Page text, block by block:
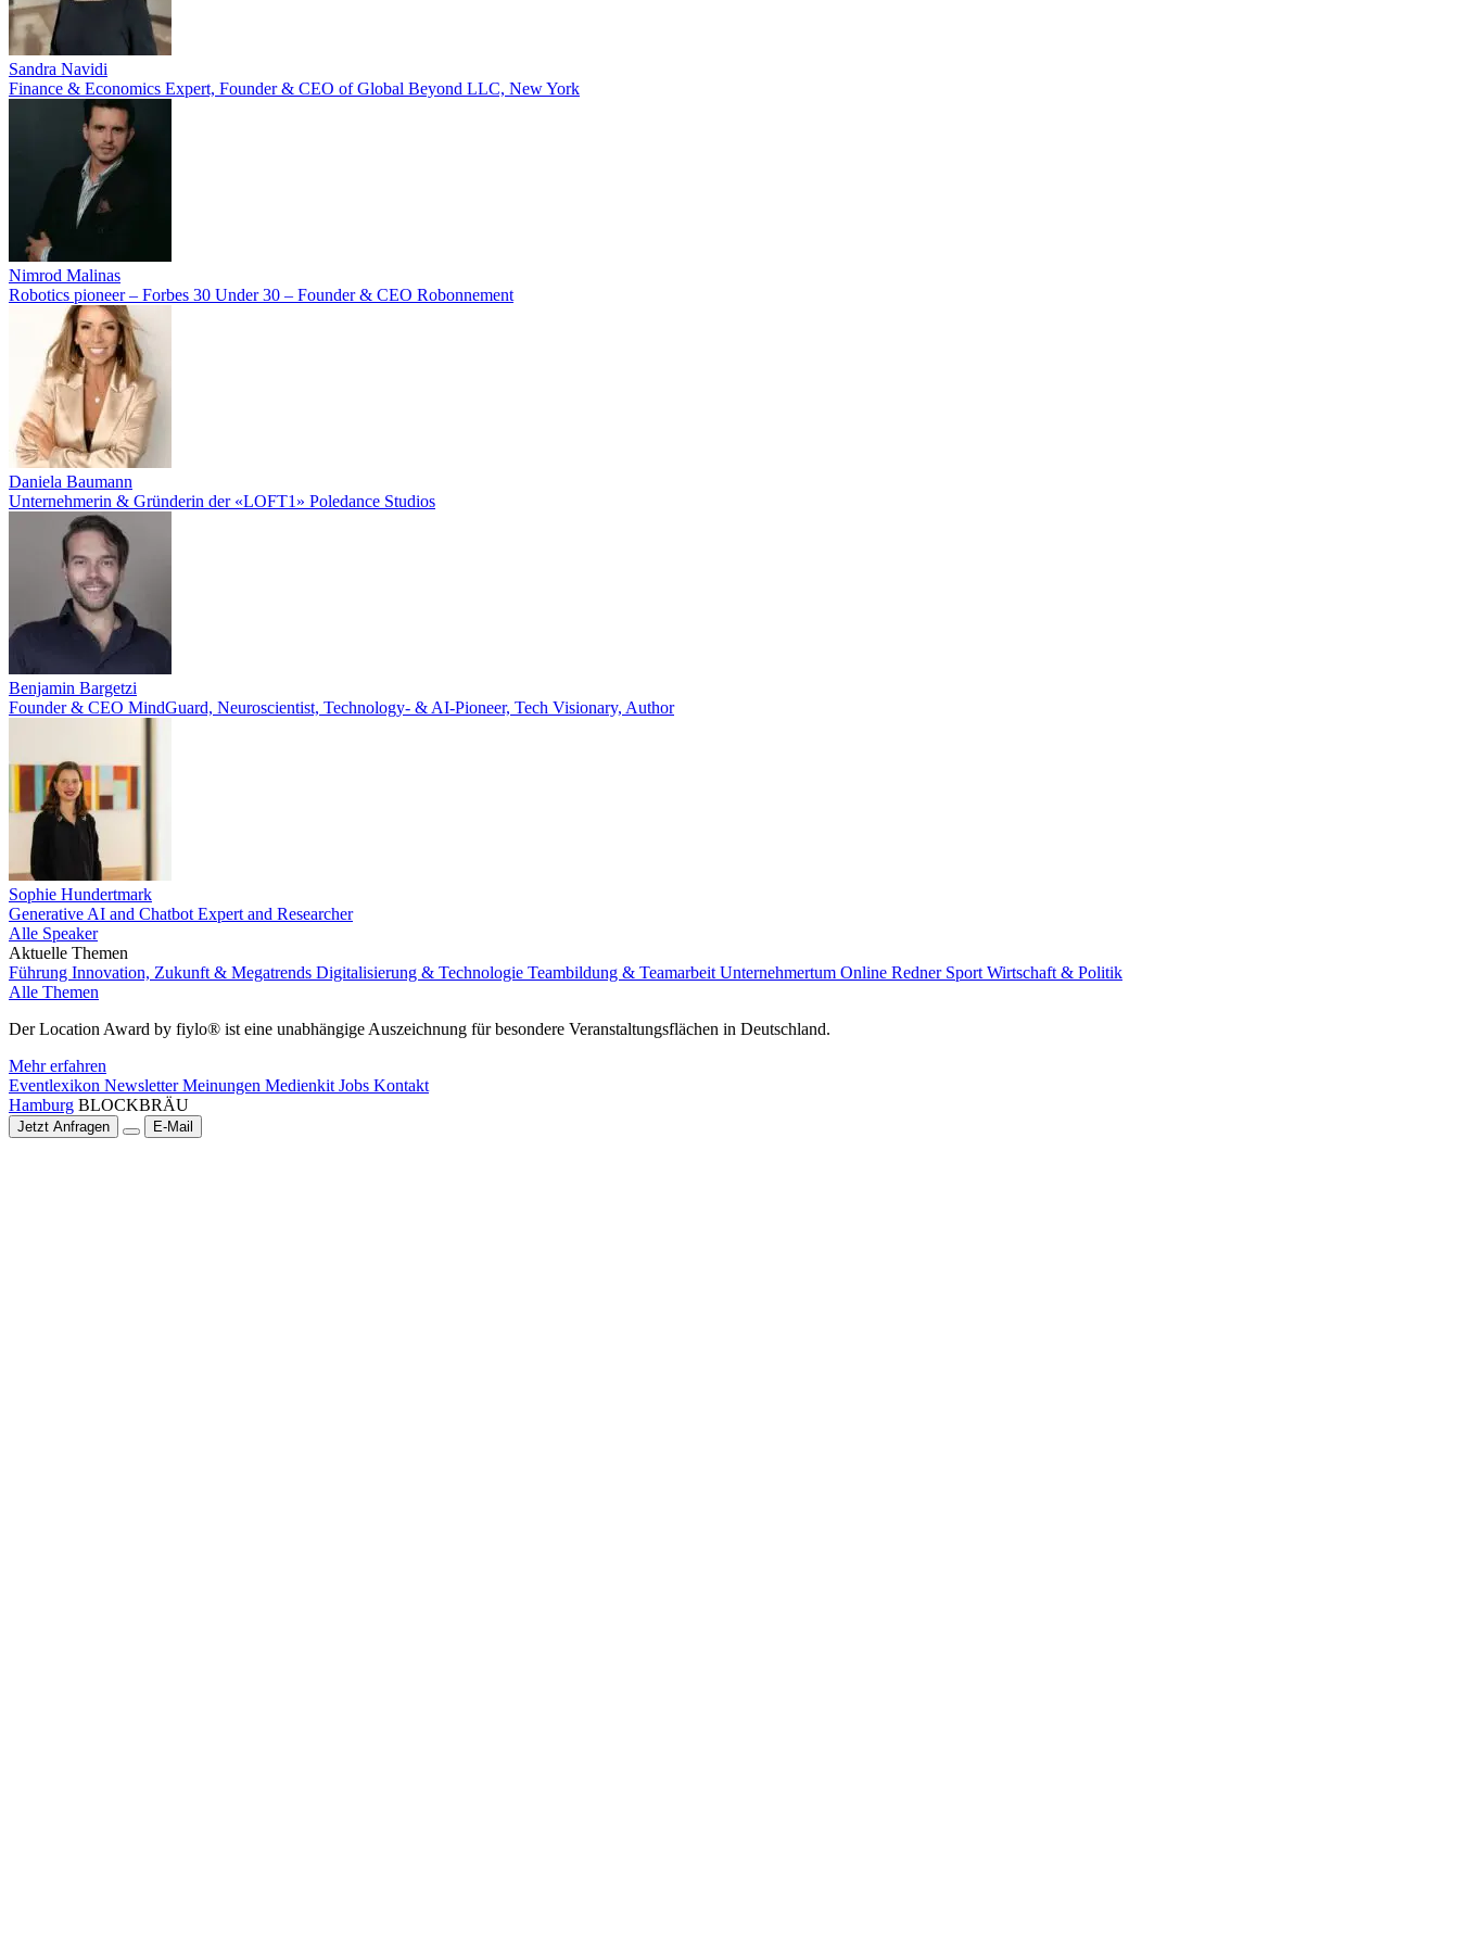
Sandra Navidi
Finance & Economics Expert, Founder & CEO of Global Beyond LLC, New York
Nimrod Malinas
Robotics pioneer – Forbes 30 Under 30 – Founder & CEO Robonnement
Daniela Baumann
Unternehmerin & Gründerin der «LOFT1» Poledance Studios
Benjamin Bargetzi
Founder & CEO MindGuard, Neuroscientist, Technology- & AI-Pioneer, Tech Visionary, Author
Sophie Hundertmark
Generative AI and Chatbot Expert and Researcher
Alle Speaker
Aktuelle Themen
Führung Innovation, Zukunft & Megatrends Digitalisierung & Technologie Teambildung & Teamarbeit Unternehmertum Online Redner Sport Wirtschaft & Politik
Alle Themen
Der Location Award by fiylo® ist eine unabhängige Auszeichnung für besondere Veranstaltungsflächen in Deutschland.
Mehr erfahren
Eventlexikon NewsletterMeinungen Medienkit Jobs Kontakt
Hamburg BLOCKBRÄU
Jetzt Anfragen E-Mail